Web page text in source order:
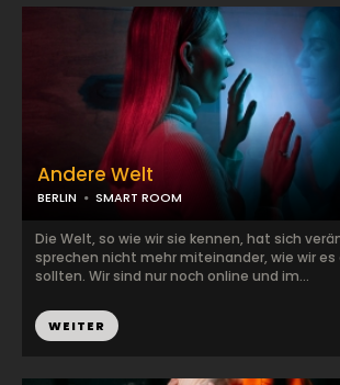
Andere Welt
BERLIN SMART ROOM
Die Welt, so wie wir sie kennen, hat sich
sprechen nicht mehr miteinander, wie wir
sollten. Wir sind nur noch online und im...
WEITER